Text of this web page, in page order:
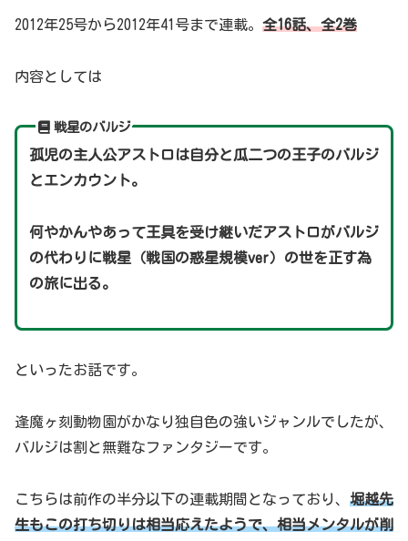
2012年25号から2012年41号まで連載。 全16話、全2巻
内容としては
戦星のバルジ
孤児の主人公アストロは自分と瓜二つの王子のバルジ
とエンカウント。
何やかんやあって王具を受け継いだアストロがバルジ
の代わりに戦星（戦国の惑星規模ver）の世を正す為
の旅に出る。
といったお話です。
逢魔ヶ刻動物園がかなり独自色の強いジャンルでしたが、
バルジは割と無難なファンタジーです。
こちらは前作の半分以下の連載期間となっており、 堀越先
生もこの打ち切りは相当応えたようで、相当メンタルが削